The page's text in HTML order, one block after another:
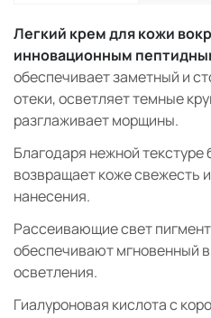
Легкий крем для кожи
инновационным
обеспечивает заметный и
отеки, осветляет темные
разглаживает морщины.
Благодаря нежной
возвращает коже свежесть
нанесения.
Рассеивающие свет
обеспечивают мгновенный
осветления.
Гиалуроновая кислота с